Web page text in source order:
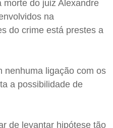
do juiz Alexandre
na
do crime está prestes a
nenhuma ligação com os
a possibilidade de
de levantar hipótese tão